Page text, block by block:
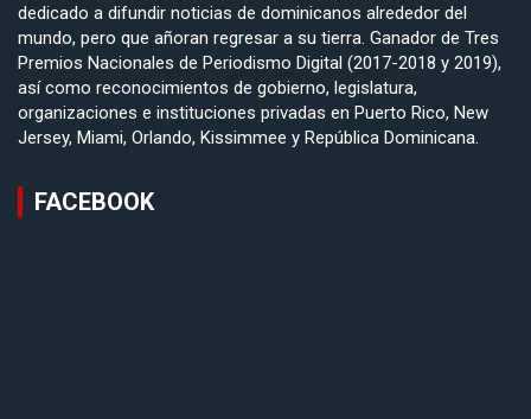
dedicado a difundir noticias de dominicanos alrededor del
mundo, pero que añoran regresar a su tierra. Ganador de Tres
Premios Nacionales de Periodismo Digital (2017-2018 y 2019),
así como reconocimientos de gobierno, legislatura,
organizaciones e instituciones privadas en Puerto Rico, New
Jersey, Miami, Orlando, Kissimmee y República Dominicana.
FACEBOOK